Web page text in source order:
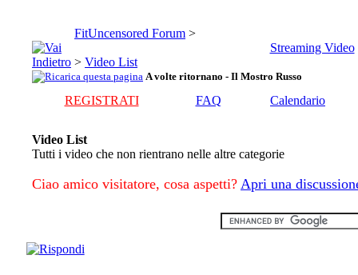
FitUncensored Forum >
Streaming Video
> Video List
A volte ritornano - Il Mostro Russo
REGISTRATI FAQ Calendario
Video List
Tutti i video che non rientrano nelle altre categorie
Ciao amico visitatore, cosa aspetti? Apri una